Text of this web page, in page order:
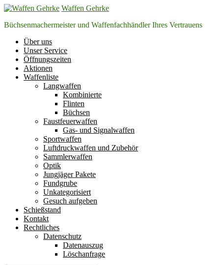
Zum
springen
Waffen Gehrke
Büchsenmachermeister und Waffenfachhändler Ihres Vertrauens
Über uns
Unser Service
Öffnungszeiten
Aktionen
Waffenliste
Langwaffen
Kombinierte
Flinten
Büchsen
Faustfeuerwaffen
Gas- und Signalwaffen
Sportwaffen
Luftdruckwaffen und Zubehör
Sammlerwaffen
Optik
Jungjäger Pakete
Fundgrube
Unkategorisiert
Gesuch aufgeben
Schießstand
Kontakt
Rechtliches
Datenschutz
Datenauszug
Löschanfrage